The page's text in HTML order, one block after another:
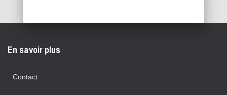
publications
En savoir plus
Contact